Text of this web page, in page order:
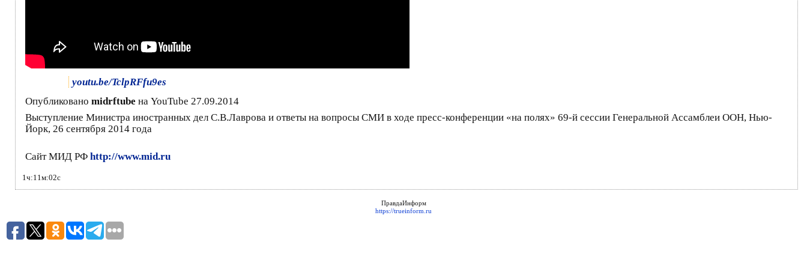
youtu.be/TclpRFfu9es
Опубликовано midrftube на YouTube 27.09.2014
Выступление Министра иностранных дел С.В.Лаврова и ответы на вопросы СМИ в ходе пресс-конференции «на полях» 69-й сессии Генеральной Ассамблеи ООН, Нью-
Йорк, 26 сентября 2014 года
Сайт МИД РФ http://www.mid.ru
1ч:11м:02с
ПравдаИнформ
https://trueinform.ru